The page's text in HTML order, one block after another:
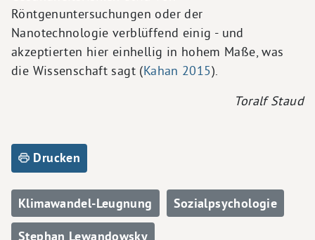
Röntgenuntersuchungen oder der
Nanotechnologie verblüffend einig - und
akzeptierten hier einhellig in hohem Maße, was
die Wissenschaft sagt (Kahan 2015).
Toralf Staud
Drucken
Klimawandel-Leugnung Sozialpsychologie
Stephan Lewandowsky